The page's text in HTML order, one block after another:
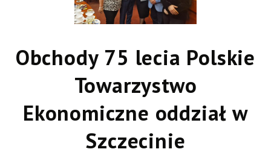
Obchody 75 lecia Polskie
Towarzystwo
Ekonomiczne oddział w
Szczecinie